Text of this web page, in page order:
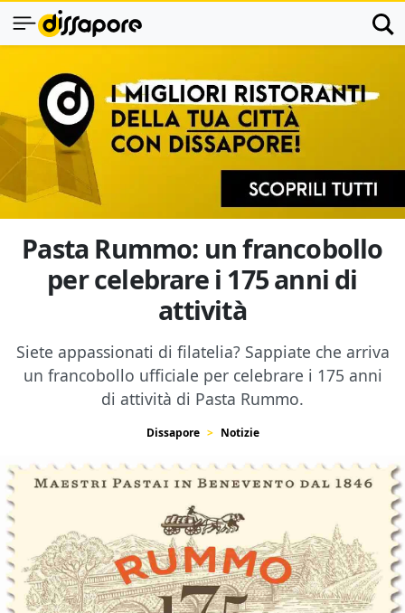
Pasta Rummo: un francobollo
per celebrare i 175 anni di
attività
Siete appassionati di filatelia? Sappiate che arriva
un francobollo ufficiale per celebrare i 175 anni
di attività di Pasta Rummo.
Dissapore Notizie